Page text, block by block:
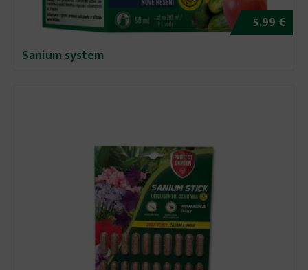
5.99 €
Sanium system